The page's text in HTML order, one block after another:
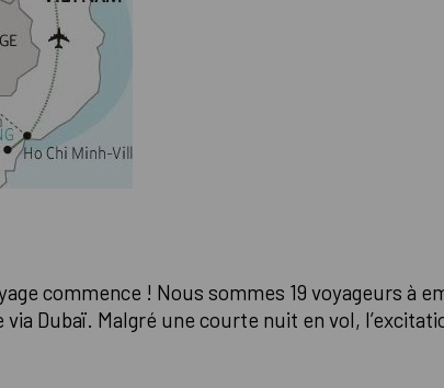
commence ! Nous sommes 19 voyageurs à
Dubaï. Malgré une courte nuit en vol,